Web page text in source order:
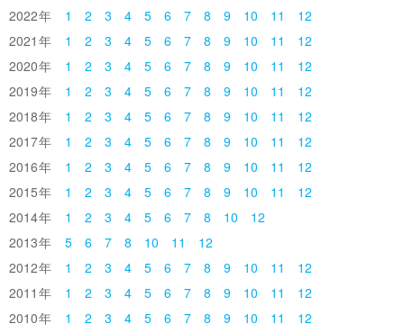
2022
1 2 3 4 5 6 7 8 9 10 11
12
2021
1 2 3 4 5 6 7 8 9 10 11
12
2020
1 2 3 4 5 6 7 8 9 10 11
12
2019
1 2 3 4 5 6 7 8 9 10 11
12
2018
1 2 3 4 5 6 7 8 9 10 11
12
2017
1 2 3 4 5 6 7 8 9 10 11
12
2016
1 2 3 4 5 6 7 8 9 10 11
12
2015
1 2 3 4 5 6 7 8 9 10 11
12
2014
1 2 3 4 5 6 7 8 10
12
2013
5 6 7 8 10 11
12
2012
1 2 3 4 5 6 7 8 9 10 11
12
2011
1 2 3 4 5 6 7 8 9 10 11
12
2010
1 2 3 4 5 6 7 8 9 10 11 12